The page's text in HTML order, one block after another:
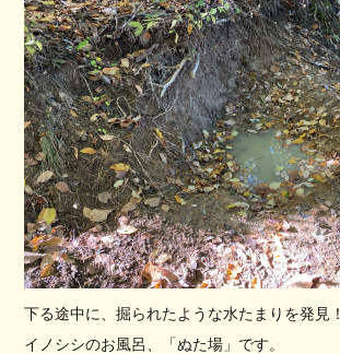
下る途中に、掘られたような水たまりを発見！
イノシシのお風呂、「ぬた場」です。